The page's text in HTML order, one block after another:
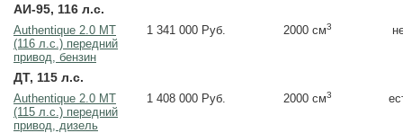
АИ-95, 116 л.с.
Authentique 2.0 MT
(116 л.с.) передний
привод, бензин
1 341 000 Руб. 2000 см3
ДТ, 115 л.с.
Authentique 2.0 MT
(115 л.с.) передний
привод, дизель
1 408 000 Руб. 2000 см3